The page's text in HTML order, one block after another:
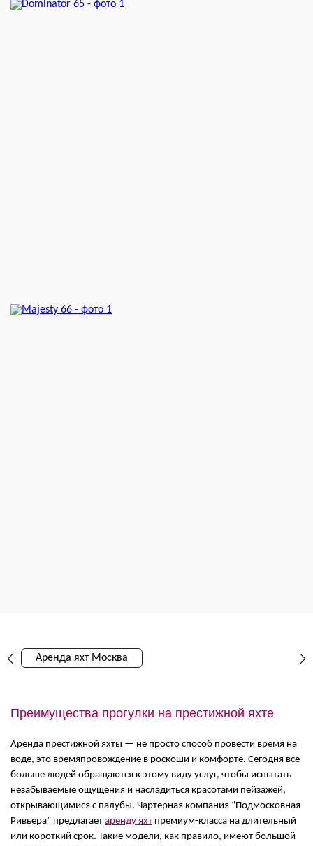
Аренда яхт Москва
Преимущества прогулки на престижной яхте
Аренда престижной яхты — не просто способ провести время на
воде, это времяпровождение в роскоши и комфорте. Сегодня все
больше людей обращаются к этому виду услуг, чтобы испытать
незабываемые ощущения и насладиться красотами пейзажей,
открывающимися с палубы. Чартерная компания “Подмосковная
Ривьера” предлагает аренду яхт премиум-класса на длительный
или короткий срок. Такие модели, как правило, имеют большой